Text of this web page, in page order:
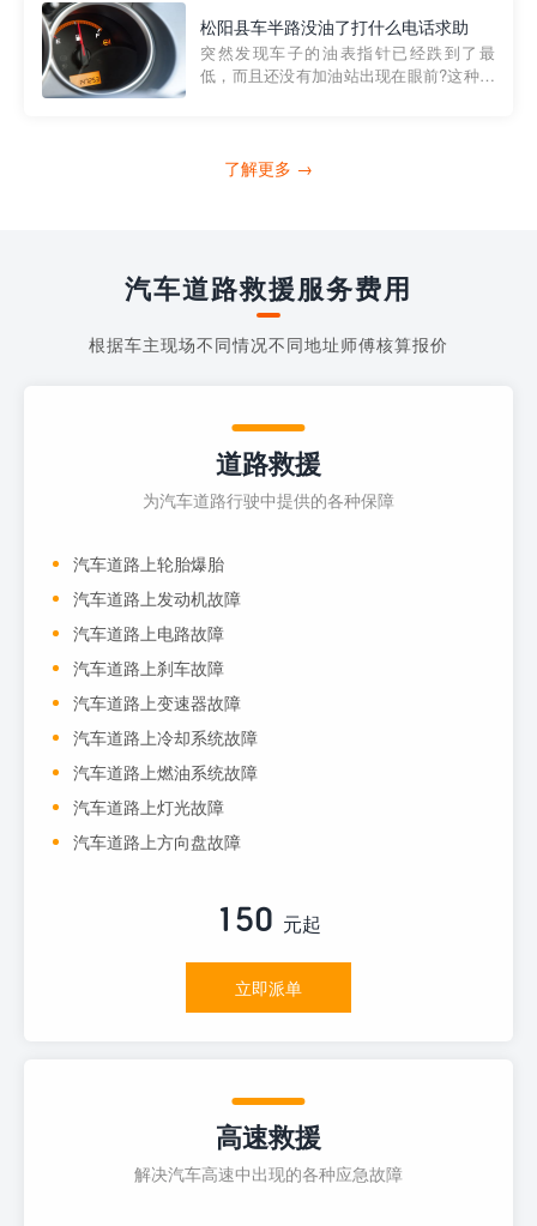
越者小程序是一款专门解决汽车没油问题
的在线服务平台。通过...
松阳县车半路没油了打什么电话求助
突然发现车子的油表指针已经跌到了最
低，而且还没有加油站出现在眼前?这种情
打4006363122请求送油人员来帮助你。
了解更多 →
汽车道路救援服务费用
根据车主现场不同情况不同地址师傅核算报价
道路救援
为汽车道路行驶中提供的各种保障
汽车道路上轮胎爆胎
汽车道路上发动机故障
汽车道路上电路故障
汽车道路上刹车故障
汽车道路上变速器故障
汽车道路上冷却系统故障
汽车道路上燃油系统故障
汽车道路上灯光故障
汽车道路上方向盘故障
150 元起
立即派单
高速救援
解决汽车高速中出现的各种应急故障